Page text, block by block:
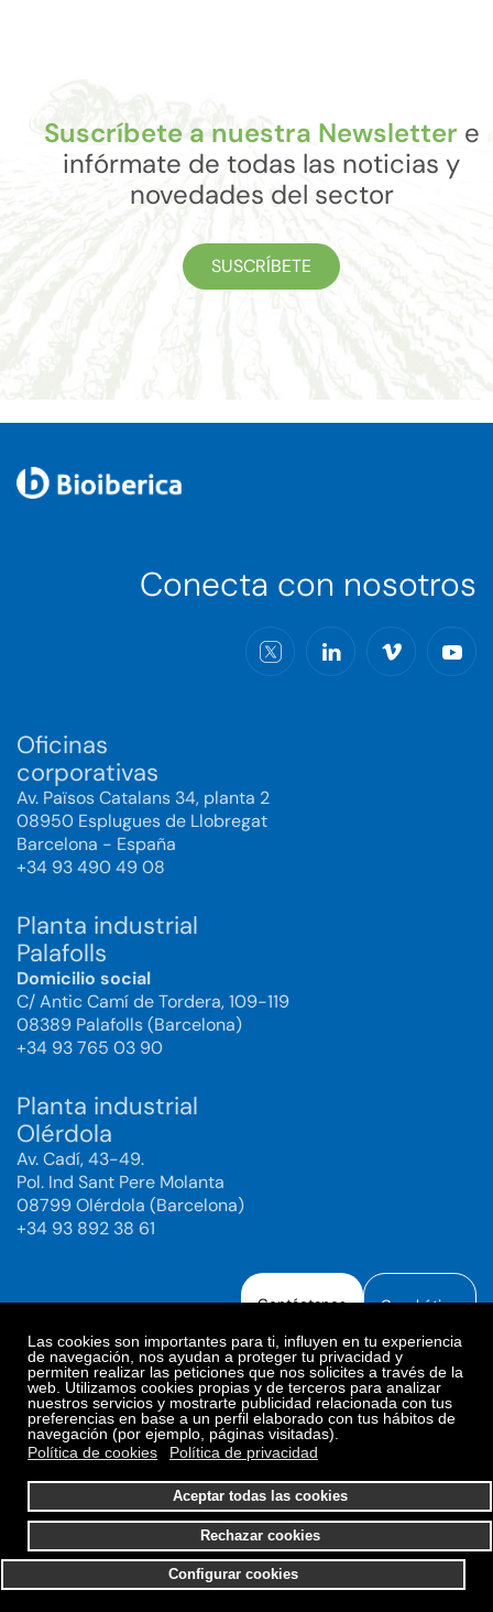
Las cookies son importantes para ti, influyen en tu experiencia
de navegación, nos ayudan a proteger tu privacidad y
permiten realizar las peticiones que nos solicites a través de la
web. Utilizamos cookies propias y de terceros para analizar
nuestros servicios y mostrarte publicidad relacionada con tus
preferencias en base a un perfil elaborado con tus hábitos de
navegación (por ejemplo, páginas visitadas).
Política de cookies
Política de privacidad
Configurar cookies
Aceptar todas las cookies
Rechazar cookies
Suscríbete a nuestra Newsletter e
infórmate de todas las noticias y
novedades del sector
SUSCRÍBETE
Conecta con nosotros
Oficinas
corporativas
Av. Països Catalans 34, planta 2
08950 Esplugues de Llobregat
Barcelona - España
+34 93 490 49 08
Planta industrial
Palafolls
Domicilio social
C/ Antic Camí de Tordera, 109-119
08389 Palafolls (Barcelona)
+34 93 765 03 90
Planta industrial
Olérdola
Av. Cadí, 43-49.
Pol. Ind Sant Pere Molanta
08799 Olérdola (Barcelona)
+34 93 892 38 61
Contáctanos Canal ético
Aviso legal
Política de Privacidad
Política de Redes Sociales
Política de cookies
Preferencias de cookies
© 2025. Bioiberica S.A.U. Todos los derechos reservados.